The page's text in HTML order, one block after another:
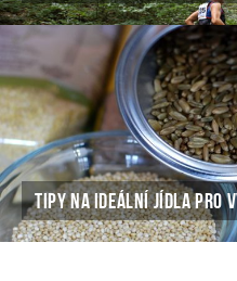
TIPY NA IDEÁLNÍ JÍDLA PRO